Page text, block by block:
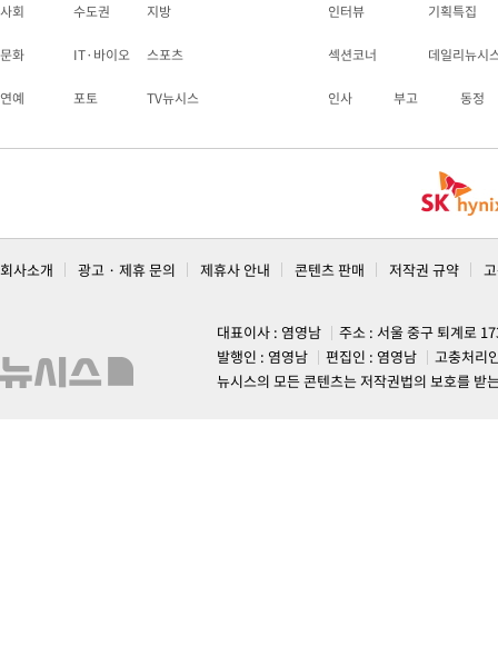
사회 수도권 지방
문화 IT·바이오 스포츠
연예 포토 TV뉴시스
인터뷰 기획특집
섹션코너 데일리뉴시
인사 부고 동정
회사소개 광고 · 제휴 문의 제휴사 안내 콘텐츠 판매 저작권 규약
대표이사 : 염영남
주소 : 서울 중구 퇴계로
발행인 : 염영남
편집인 : 염영남
고충처리
뉴시스의 모든 콘텐츠는 저작권법의 보호를